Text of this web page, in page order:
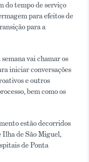
do tempo de serviço
para efeitos de
para a
vai chamar os
iniciar conversações
e outros
bem como os
estão decorridos
Ilha de São Miguel,
de Ponta